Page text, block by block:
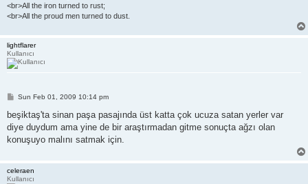
<br>All the iron turned to rust;
<br>All the proud men turned to dust.
lightflarer
Kullanıcı
P
s
Sun Feb 01, 2009 10:14 pm
beşiktaş'ta sinan paşa pasajında üst katta çok ucuza satan yerler var
diye duydum ama yine de bir araştırmadan gitme sonuçta ağzı olan
konuşuyo malını satmak için.
celeraen
Kullanıcı